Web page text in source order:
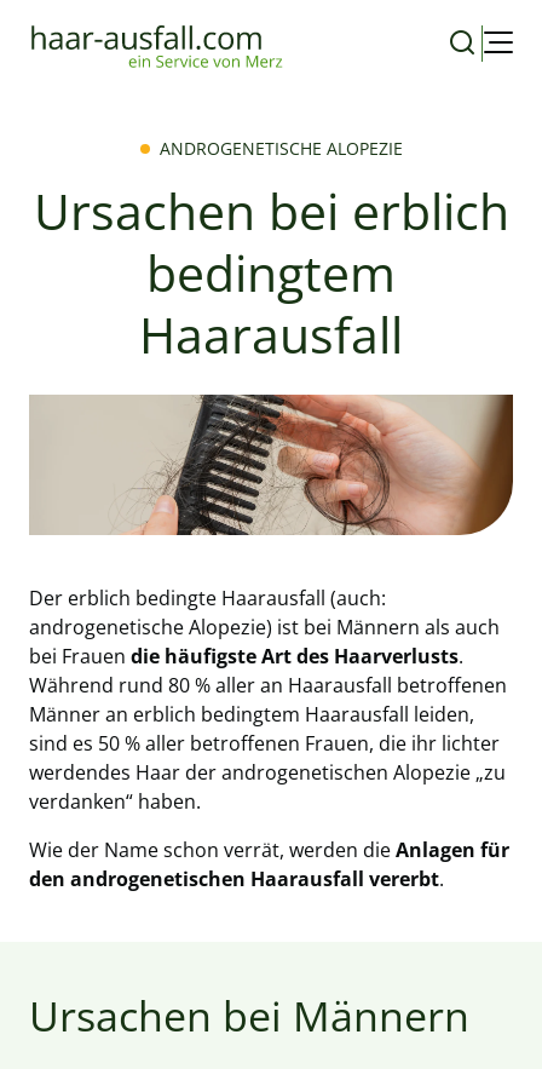
ANDROGENETISCHE ALOPEZIE
Ursachen bei erblich
bedingtem
Haarausfall
Der erblich bedingte Haarausfall (auch:
androgenetische Alopezie) ist bei Männern als auch
bei Frauen die häufigste Art des Haarverlusts.
Während rund 80 % aller an Haarausfall betroffenen
Männer an erblich bedingtem Haarausfall leiden,
sind es 50 % aller betroffenen Frauen, die ihr lichter
werdendes Haar der androgenetischen Alopezie „zu
verdanken“ haben.
Wie der Name schon verrät, werden dieAnlagen für
den androgenetischen Haarausfall vererbt.
Ursachen bei Männern